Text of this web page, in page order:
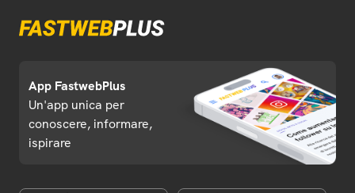
App FastwebPlus
Un'app unica per
conoscere, informare,
ispirare